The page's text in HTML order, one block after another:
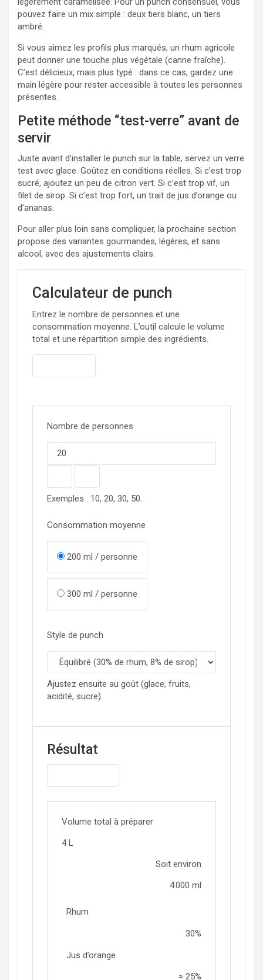
pouvez faire un mix simple : deux tiers blanc, un tiers
ambré.
Si vous aimez les profils plus marqués, un rhum agricole
peut donner une touche plus végétale (canne fraîche).
C’est délicieux, mais plus typé : dans ce cas, gardez une
main légère pour rester accessible à toutes les personnes
présentes.
Petite méthode “test-verre” avant de
servir
Juste avant d’installer le punch sur la table, servez un verre
test avec glace. Goûtez en conditions réelles. Si c’est trop
sucré, ajoutez un peu de citron vert. Si c’est trop vif, un
filet de sirop. Si c’est trop fort, un trait de jus d’orange ou
d’ananas.
Pour aller plus loin sans compliquer, la prochaine section
propose des variantes gourmandes, légères, et sans
alcool, avec des ajustements clairs.
Calculateur de punch
Entrez le nombre de personnes et une
consommation moyenne. L’outil calcule le volume
total et une répartition simple des ingrédients.
Nombre de personnes
Exemples : 10, 20, 30, 50.
Consommation moyenne
200 ml / personne
300 ml / personne
Style de punch
Ajustez ensuite au goût (glace, fruits,
acidité, sucre).
Résultat
Volume total à préparer
4L
Soit environ
4 000 ml
Rhum
30%
Jus d’orange
≈ 25%